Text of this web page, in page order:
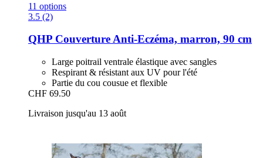
11 options
3.5 (2)
QHP Couverture Anti-​Eczéma, marron, 90 cm
Large poitrail ventrale élastique avec sangles
Respirant & résistant aux UV pour l'été
Partie du cou cousue et flexible
CHF 69.50
Livraison jusqu'au 13 août